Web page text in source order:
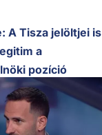
A Tisza jelöltjei is
a
pozíció